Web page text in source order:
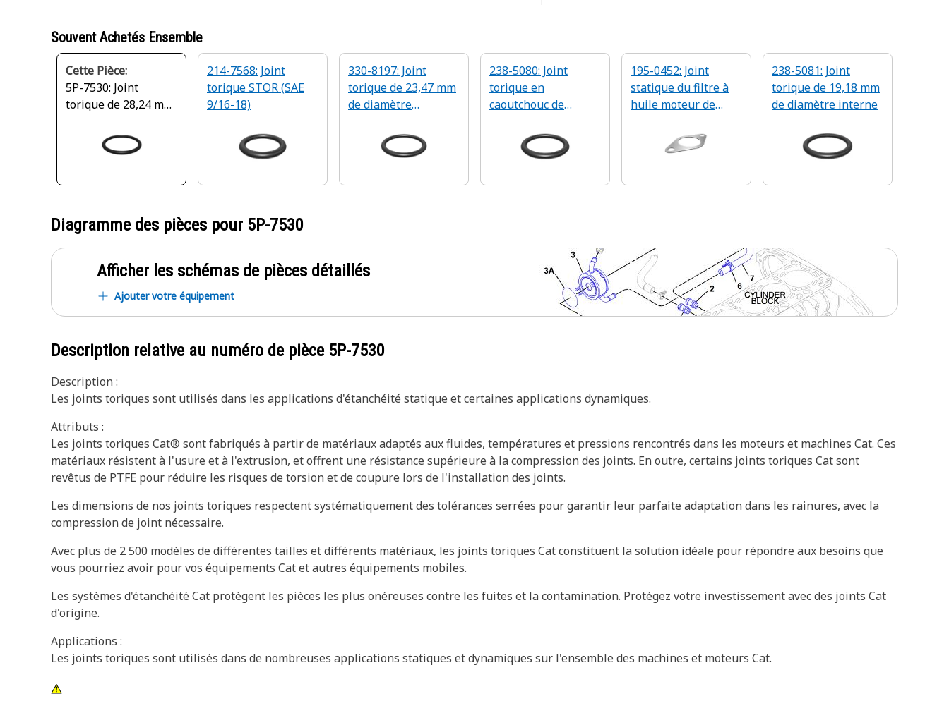
Souvent Achetés Ensemble
Cette Pièce:
5P-7530: Joint
torique de 28,24 mm
intérieur
214-7568: Joint
torique STOR (SAE
9/16-18)
330-8197: Joint
torique de 23,47 mm
de diamètre
238-5080: Joint
torique en
caoutchouc de
diamètre interne
195-0452: Joint
statique du filtre à
huile moteur de
238-5081: Joint
torique de 19,18 mm
de diamètre interne
Diagramme des pièces pour 5P-7530
Afficher les schémas de pièces détaillés
Ajouter votre équipement
Description relative au numéro de pièce 5P-7530
Description :
Les joints toriques sont utilisés dans les applications d'étanchéité statique et certaines applications dynamiques.
Attributs :
Les joints toriques Cat® sont fabriqués à partir de matériaux adaptés aux fluides, températures et pressions rencontrés dans les moteurs et machines Cat. Ces
matériaux résistent à l'usure et à l'extrusion, et offrent une résistance supérieure à la compression des joints. En outre, certains joints toriques Cat sont
revêtus de PTFE pour réduire les risques de torsion et de coupure lors de l'installation des joints.
Les dimensions de nos joints toriques respectent systématiquement des tolérances serrées pour garantir leur parfaite adaptation dans les rainures, avec la
compression de joint nécessaire.
Avec plus de 2 500 modèles de différentes tailles et différents matériaux, les joints toriques Cat constituent la solution idéale pour répondre aux besoins que
vous pourriez avoir pour vos équipements Cat et autres équipements mobiles.
Les systèmes d'étanchéité Cat protègent les pièces les plus onéreuses contre les fuites et la contamination. Protégez votre investissement avec des joints Cat
d'origine.
Applications :
Les joints toriques sont utilisés dans de nombreuses applications statiques et dynamiques sur l'ensemble des machines et moteurs Cat.